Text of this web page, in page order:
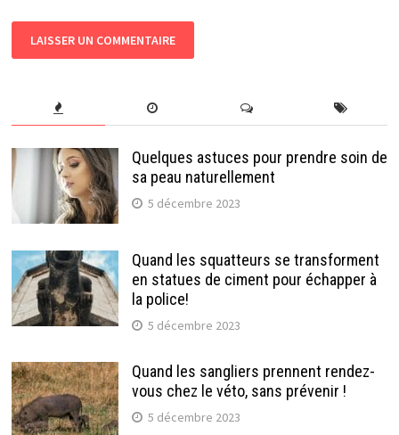
Quelques astuces pour prendre soin de
sa peau naturellement
5 décembre 2023
Quand les squatteurs se transforment
en statues de ciment pour échapper à
la police!
5 décembre 2023
Quand les sangliers prennent rendez-
vous chez le véto, sans prévenir !
5 décembre 2023